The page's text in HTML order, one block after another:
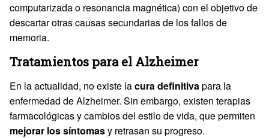
computarizada o resonancia magnética) con el objetivo de
descartar otras causas secundarias de los fallos de
memoria.
Tratamientos para el Alzheimer
En la actualidad, no existe lacura definitivapara la
enfermedad de Alzheimer. Sin embargo, existen terapias
farmacológicas y cambios del estilo de vida, que permiten
mejorar los síntomasy retrasan su progreso.